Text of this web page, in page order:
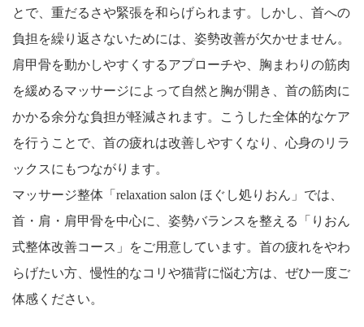
とで、重だるさや緊張を和らげられます。しかし、首への
負担を繰り返さないためには、姿勢改善が欠かせません。
肩甲骨を動かしやすくするアプローチや、胸まわりの筋肉
を緩めるマッサージによって自然と胸が開き、首の筋肉に
かかる余分な負担が軽減されます。こうした全体的なケア
を行うことで、首の疲れは改善しやすくなり、心身のリラ
ックスにもつながります。
マッサージ整体「relaxation salon ほぐし処りおん」では、
首・肩・肩甲骨を中心に、姿勢バランスを整える「りおん
式整体改善コース」をご用意しています。首の疲れをやわ
らげたい方、慢性的なコリや猫背に悩む方は、ぜひ一度ご
体感ください。